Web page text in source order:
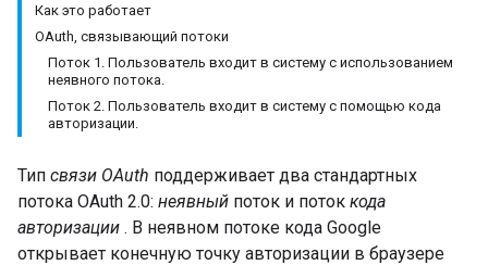
Как это работает
OAuth, связывающий потоки
Поток 1. Пользователь входит в систему с использованием
неявного потока.
Поток 2. Пользователь входит в систему с помощью кода
авторизации.
Тип связи OAuth поддерживает два стандартных
потока OAuth 2.0: неявный поток и поток кода
авторизации . В неявном потоке кода Google
открывает конечную точку авторизации в браузере